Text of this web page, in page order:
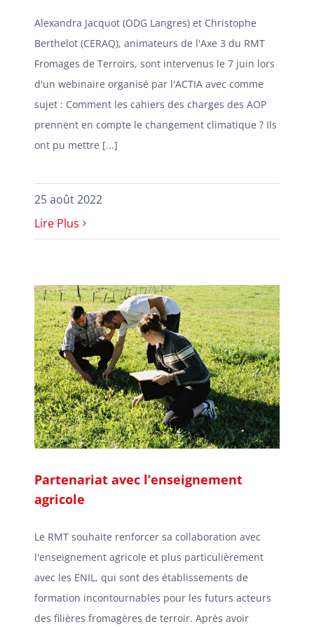
Alexandra Jacquot (ODG Langres) et Christophe
Berthelot (CERAQ), animateurs de l'Axe 3 du RMT
Fromages de Terroirs, sont intervenus le 7 juin lors
d'un webinaire organisé par l'ACTIA avec comme
sujet : Comment les cahiers des charges des AOP
prennent en compte le changement climatique ? Ils
ont pu mettre [...]
25 août 2022
Lire Plus
Partenariat avec l’enseignement
agricole
Le RMT souhaite renforcer sa collaboration avec
l'enseignement agricole et plus particulièrement
avec les ENIL, qui sont des établissements de
formation incontournables pour les futurs acteurs
des filières fromagères de terroir. Après avoir